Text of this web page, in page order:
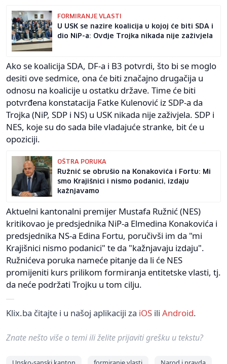
FORMIRANJE VLASTI
U USK se nazire koalicija u kojoj će biti SDA i
dio NiP-a: Ovdje Trojka nikada nije zaživjela
Ako se koalicija SDA, DF-a i B3 potvrdi, što bi se moglo
desiti ove sedmice, ona će biti značajno drugačija u
odnosu na koalicije u ostatku države. Time će biti
potvrđena konstatacija Fatke Kulenović iz SDP-a da
Trojka (NiP, SDP i NS) u USK nikada nije zaživjela. SDP i
NES, koje su do sada bile vladajuće stranke, bit će u
opoziciji.
OŠTRA PORUKA
Ružnić se obrušio na Konakovića i Fortu: Mi
smo Krajišnici i nismo podanici, izdaju
kažnjavamo
Aktuelni kantonalni premijer Mustafa Ružnić (NES)
kritikovao je predsjednika NiP-a Elmedina Konakovića i
predsjednika NS-a Edina Fortu, poručivši im da "mi
Krajišnici nismo podanici" te da "kažnjavaju izdaju".
Ružnićeva poruka nameće pitanje da li će NES
promijeniti kurs prilikom formiranja entitetske vlasti, tj.
da neće podržati Trojku u tom cilju.
Klix.ba čitajte i u našoj aplikaciji za iOS ili Android.
Znate nešto više o temi ili želite prijaviti grešku u tekstu?